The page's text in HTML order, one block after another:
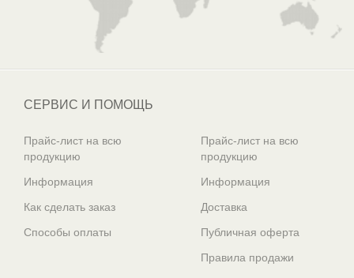
СЕРВИС И ПОМОЩЬ
Прайс-лист на всю
продукцию
Информация
Как сделать заказ
Способы оплаты
Прайс-лист на всю
продукцию
Информация
Доставка
Публичная оферта
Правила продажи